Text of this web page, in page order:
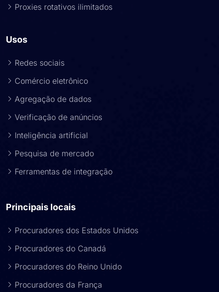
Proxies rotativos ilimitados
Usos
Redes sociais
Comércio eletrônico
Agregação de dados
Verificação de anúncios
Inteligência artificial
Pesquisa de mercado
Ferramentas de integração
Principais locais
Procuradores dos Estados Unidos
Procuradores do Canadá
Procuradores do Reino Unido
Procuradores da França